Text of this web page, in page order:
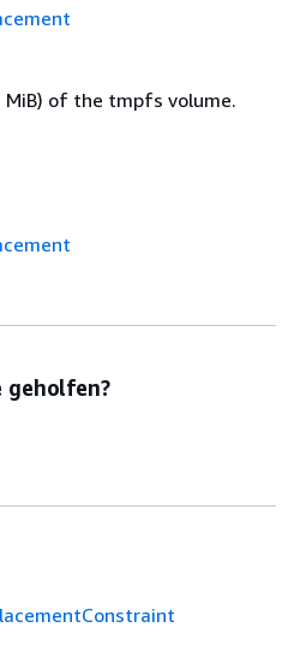
MiB) of the tmpfs volume.
geholfen?